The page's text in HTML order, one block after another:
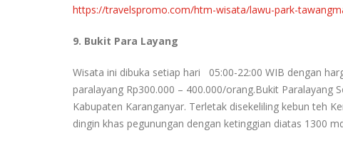
https://travelspromo.com/htm-wisata/lawu-park-
9. Bukit Para Layang
Wisata ini dibuka setiap hari 05:00-22:00 WIB dengan
paralayang Rp300.000 – 400.000/orang.Bukit
Kabupaten Karanganyar. Terletak disekeliling kebun teh
dingin khas pegunungan dengan ketinggian diatas 1300